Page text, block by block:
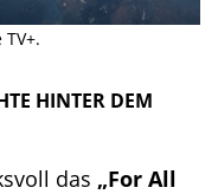
HINTER DEM
das „For All